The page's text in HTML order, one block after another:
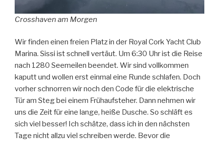
Crosshaven am Morgen
Wir finden einen freien Platz in der Royal Cork Yacht Club
Marina. Sissi ist schnell vertäut. Um 6:30 Uhr ist die Reise
nach 1280 Seemeilen beendet. Wir sind vollkommen
kaputt und wollen erst einmal eine Runde schlafen. Doch
vorher schnorren wir noch den Code für die elektrische
Tür am Steg bei einem Frühaufsteher. Dann nehmen wir
uns die Zeit für eine lange, heiße Dusche. So schläft es
sich viel besser! Ich schätze, dass ich in den nächsten
Tage nicht allzu viel schreiben werde. Bevor die